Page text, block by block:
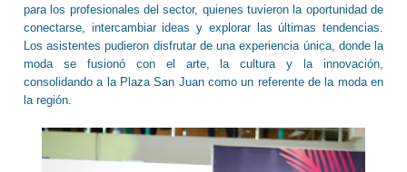
para los profesionales del sector, quienes tuvieron la oportunidad de
conectarse, intercambiar ideas y explorar las últimas tendencias.
Los asistentes pudieron disfrutar de una experiencia única, donde la
moda se fusionó con el arte, la cultura y la innovación,
consolidando a la Plaza San Juan como un referente de la moda en
la región.